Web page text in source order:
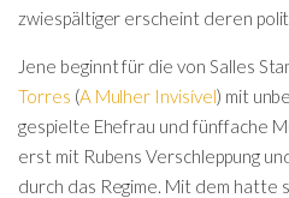
zwiespältiger erscheint deren
Jene beginnt für die von Salles
Torres (A Mulher Invisível) mit
gespielte Ehefrau und fünffache
erst mit Rubens Verschleppung
durch das Regime. Mit dem hatte